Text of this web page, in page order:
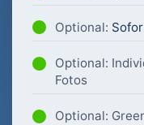
Optional:
Optional:
Fotos
Optional: